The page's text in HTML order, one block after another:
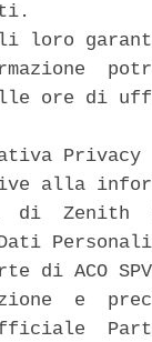
loro
ore di
Privacy
alla
di  Zenith
Dati
di ACO
e
Ufficiale